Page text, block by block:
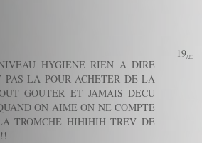
HYGIENE RIEN A DIRE
PAS LA POUR ACHETER DE LA
GOUTER ET JAMAIS DECU
ON AIME ON NE COMPTE
TROMCHE HIHIHIH TREV DE
19/20